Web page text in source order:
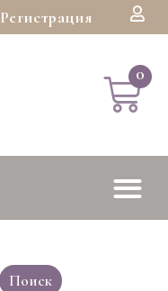
Регистрация
Поиск